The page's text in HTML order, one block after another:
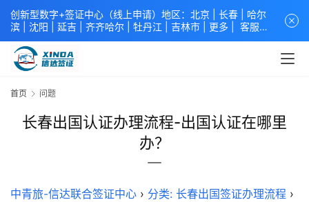
首页 问题
长春出国认证办理流程-出国认证在哪里
办？
中青旅-信达联合签证中心 › 分类: 长春出国签证办理流程 ›
创新型数字+签证中心（线上申请）地区：北京 | 长春
哈尔
滨
沈阳 延吉 | 齐齐哈尔 | 牡丹江 吉林市 | 更多 | 客服中
心
中青旅信达联合签证中心
学签证 商务签证 探亲签证 旅游签证 涉外公证 外交部认证 单
xindavisa01 免责声明：本站非政府网站，不隶属于大使馆！
提供服务机构：
公司 .专业：留学签证 商务签证 探亲签证 旅游签证 涉外公证 外
交部认证 单（双认证），海牙认证。